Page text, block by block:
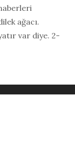
ağacı.
var diye. 2-